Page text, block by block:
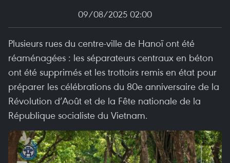
09/08/2025 02:00
Plusieurs rues du centre-ville de Hanoï ont été
réaménagées : les séparateurs centraux en béton
ont été supprimés et les trottoirs remis en état pour
préparer les célébrations du 80e anniversaire de la
Révolution d’Août et de la Fête nationale de la
République socialiste du Vietnam.